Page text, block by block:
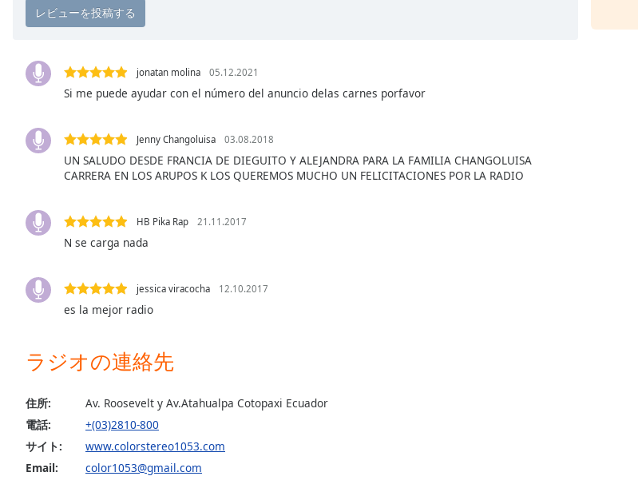
Chapters
descriptions
off
Subtitles
subtitles
opens
subtitles
settings
subtitles
off,
selected
Track
in-
Picture
Fullscreen
jonatan molina 05.12.2021
Si me puede ayudar con el número del anuncio delas carnes porfavor
Jenny Changoluisa 03.08.2018
UN SALUDO DESDE FRANCIA DE DIEGUITO Y ALEJANDRA PARA LA FAMILIA CHANGOLUISA
CARRERA EN LOS ARUPOS K LOS QUEREMOS MUCHO UN FELICITACIONES POR LA RADIO
HB Pika Rap 21.11.2017
N se carga nada
jessica viracocha 12.10.2017
es la mejor radio
ラジオの連絡先
住所:
Av. Roosevelt y Av.Atahualpa Cotopaxi Ecuador
電話:
+(03)2810-800
サイト:
www.colorstereo1053.com
Email:
color1053@gmail.com